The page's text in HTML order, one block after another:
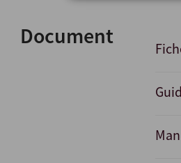
Document